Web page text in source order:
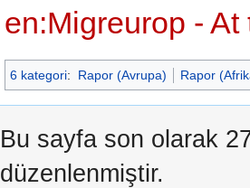
en:Migreurop -
6 kategori: Rapor (Avrupa) Rapor
Bu sayfa son olarak
düzenlenmiştir.